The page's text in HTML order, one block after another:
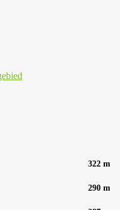
322 m
290 m